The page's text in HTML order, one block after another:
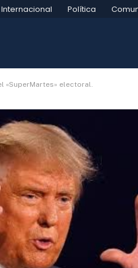
Internacional Política
«SuperMartes» electoral.